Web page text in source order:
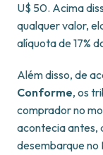
U$ 50. Acima
qualquer valor,
alíquota de 17%
Além disso, de
Conforme, os
comprador no
acontecia antes,
desembarque no